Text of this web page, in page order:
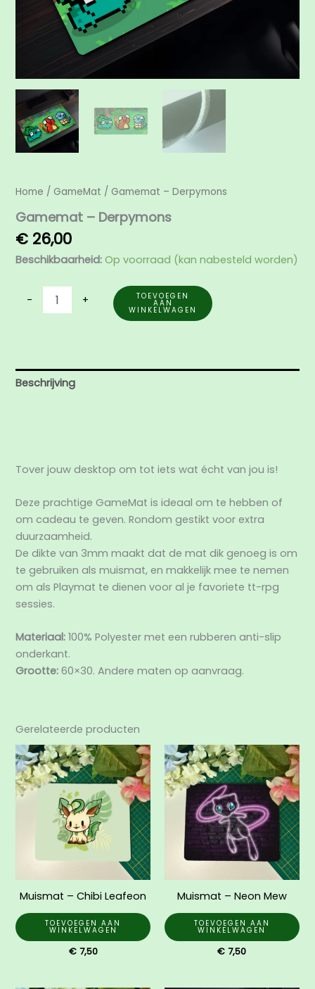
Home / GameMat / Gamemat – Derpymons
Gamemat – Derpymons
€ 26,00
Beschikbaarheid: Op voorraad (kan nabesteld worden)
- + TOEVOEGEN
AAN
WINKELWAGEN
Beschrijving
Tover jouw desktop om tot iets wat écht van jou is!
Deze prachtige GameMat is ideaal om te hebben of
om cadeau te geven. Rondom gestikt voor extra
duurzaamheid.
De dikte van 3mm maakt dat de mat dik genoeg is om
te gebruiken als muismat, en makkelijk mee te nemen
om als Playmat te dienen voor al je favoriete tt-rpg
sessies.
Materiaal: 100% Polyester met een rubberen anti-slip
onderkant.
Grootte: 60×30. Andere maten op aanvraag.
Gerelateerde producten
Muismat – Chibi Leafeon
TOEVOEGEN AAN
WINKELWAGEN
€7,50
Muismat – Neon Mew
TOEVOEGEN AAN
WINKELWAGEN
€ 7,50